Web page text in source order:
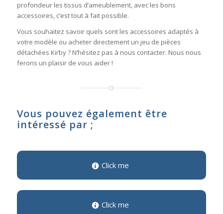
profondeur les tissus d’ameublement, avec les bons
accessoires, c’est tout à fait possible.
Vous souhaitez savoir quels sont les accessoires adaptés à
votre modèle ou acheter directement un jeu de pièces
détachées Kirby ? N’hésitez pas à nous contacter. Nous nous
ferons un plaisir de vous aider !
Vous pouvez également être
intéressé par ;
Click me
Click me